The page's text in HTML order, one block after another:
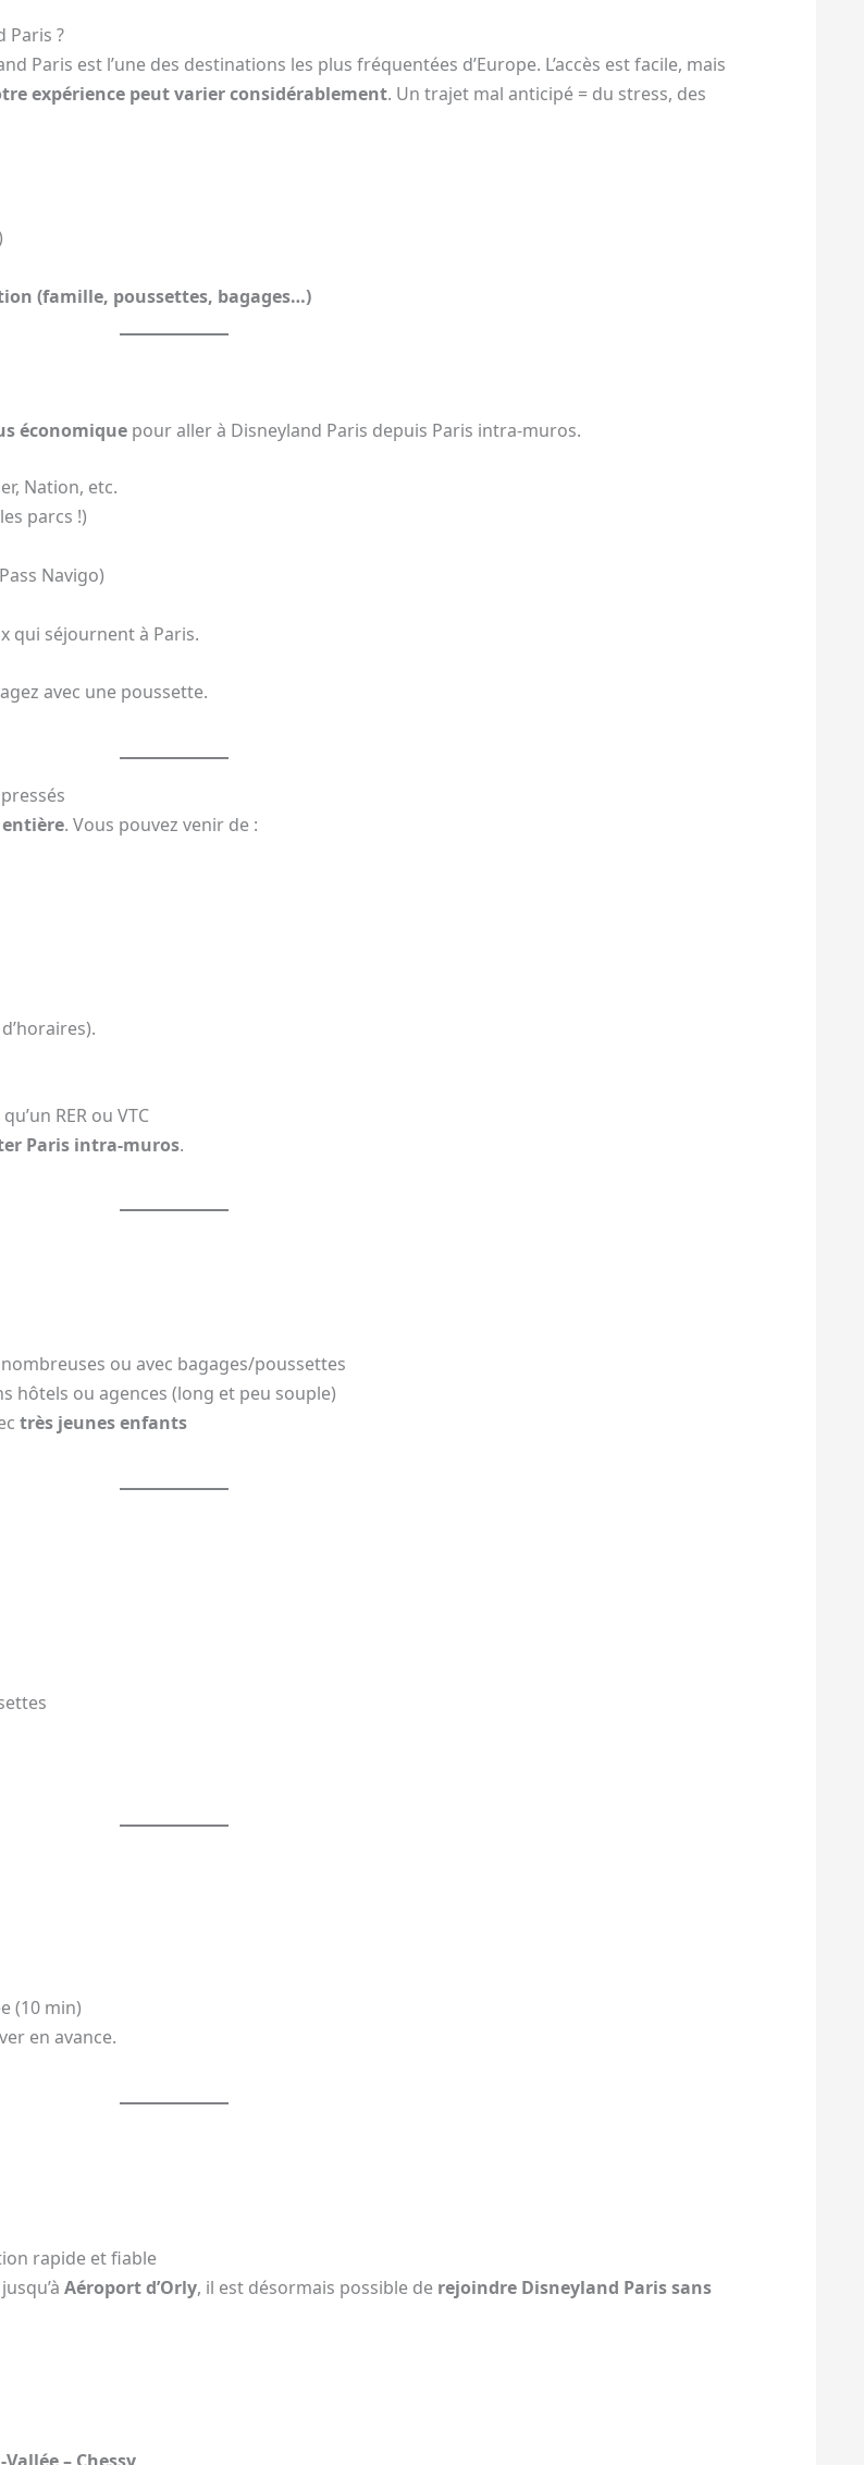
Paris ?
Paris est l’une des destinations les plus fréquentées d’Europe. L’accès est facile, mais
expérience peut varier considérablement. Un trajet mal anticipé = du stress, des
(famille, poussettes, bagages…)
économique pour aller à Disneyland Paris depuis Paris intra-muros.
Nation, etc.
parcs !)
Navigo)
qui séjournent à Paris.
avec une poussette.
entière. Vous pouvez venir de :
RER ou VTC
Paris intra-muros.
ou avec bagages/poussettes
hôtels ou agences (long et peu souple)
très jeunes enfants
(10 min)
en avance.
rapide et fiable
jusqu’à Aéroport d’Orly, il est désormais possible de rejoindre Disneyland Paris sans